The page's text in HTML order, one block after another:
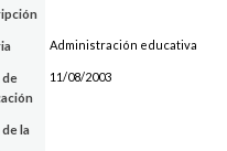
Administración educativa
de
11/08/2003
de la